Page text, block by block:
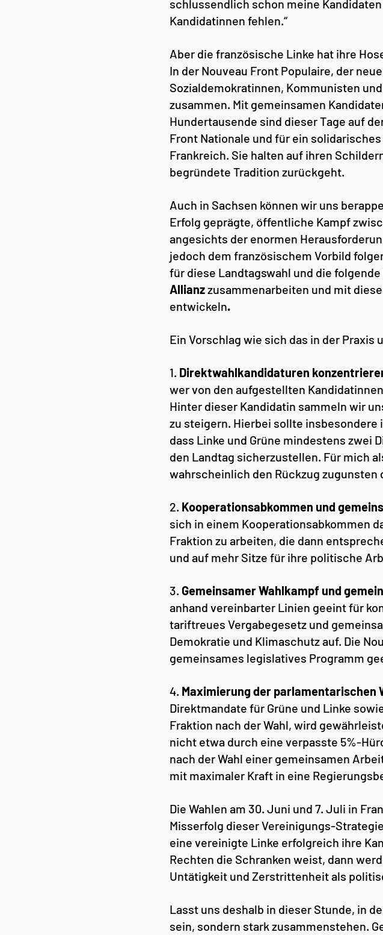
schlussendlich schon meine
Kandidatinnen fehlen.“
Aber die französische Linke hat ihre
In der Nouveau Front Populaire, der
Sozialdemokratinnen, Kommunisten
zusammen. Mit gemeinsamen
Hundertausende sind dieser Tage auf
Front Nationale und für ein
Frankreich. Sie halten auf ihren
begründete Tradition zurückgeht.
Auch in Sachsen können wir uns
Erfolg geprägte, öffentliche Kampf
angesichts der enormen
jedoch dem französischem Vorbild
für diese Landtagswahl und die
Allianz zusammenarbeiten und mit
entwickeln.
Ein Vorschlag wie sich das in der Praxis
1. Direktwahlkandidaturen
wer von den aufgestellten
Hinter dieser Kandidatin sammeln wir
zu steigern. Hierbei sollte
dass Linke und Grüne mindestens zwei
den Landtag sicherzustellen. Für mich
wahrscheinlich den Rückzug zugunsten
2. Kooperationsabkommen und
sich in einem Kooperationsabkommen
Fraktion zu arbeiten, die dann
und auf mehr Sitze für ihre politische
3. Gemeinsamer Wahlkampf und
anhand vereinbarter Linien geeint für
tariftreues Vergabegesetz und
Demokratie und Klimaschutz auf. Die
gemeinsames legislatives Programm
4. Maximierung der parlamentarischen
Direktmandate für Grüne und Linke
Fraktion nach der Wahl, wird
nicht etwa durch eine verpasste 5%-
nach der Wahl einer gemeinsamen
mit maximaler Kraft in eine
Die Wahlen am 30. Juni und 7. Juli in
Misserfolg dieser Vereinigungs-
eine vereinigte Linke erfolgreich ihre
Rechten die Schranken weist, dann
Untätigkeit und Zerstrittenheit als
Lasst uns deshalb in dieser Stunde, in
sein, sondern stark zusammenstehen.